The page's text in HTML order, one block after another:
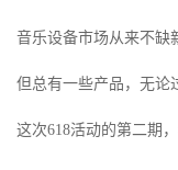
音乐设备市场从来不缺
但总有一些产品，无论
这次618活动的第二期